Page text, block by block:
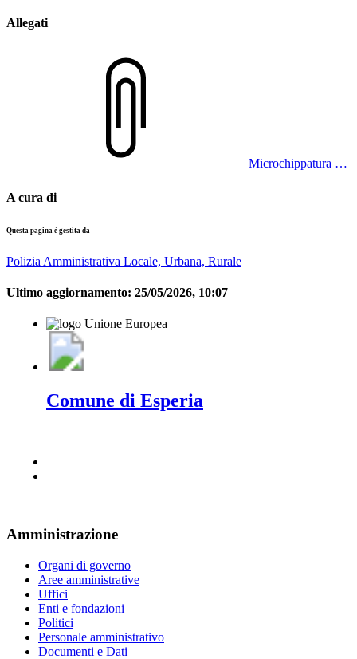
Allegati
Microchippatura Grauita
A cura di
Questa pagina è gestita da
Polizia Amministrativa Locale, Urbana, Rurale
Ultimo aggiornamento: 25/05/2026, 10:07
Comune di Esperia
Amministrazione
Organi di governo
Aree amministrative
Uffici
Enti e fondazioni
Politici
Personale amministrativo
Documenti e Dati